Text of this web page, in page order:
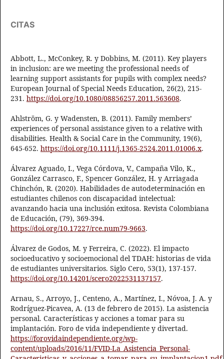
CITAS
Abbott, L., McConkey, R. y Dobbins, M. (2011). Key players
in inclusion: are we meeting the professional needs of
learning support assistants for pupils with complex needs?
European Journal of Special Needs Education, 26(2), 215-
231. https://doi.org/10.1080/08856257.2011.563608.
Ahlström, G. y Wadensten, B. (2011). Family members’
experiences of personal assistance given to a relative with
disabilities. Health & Social Care in the Community, 19(6),
645-652. https://doi.org/10.1111/j.1365-2524.2011.01006.x.
Álvarez Aguado, I., Vega Córdova, V., Campaña Vilo, K.,
González Carrasco, F., Spencer González, H. y Arriagada
Chinchón, R. (2020). Habilidades de autodeterminación en
estudiantes chilenos con discapacidad intelectual:
avanzando hacia una inclusión exitosa. Revista Colombiana
de Educación, (79), 369-394.
https://doi.org/10.17227/rce.num79-9663.
Álvarez de Godos, M. y Ferreira, C. (2022). El impacto
socioeducativo y socioemocional del TDAH: historias de vida
de estudiantes universitarios. Siglo Cero, 53(1), 137-157.
https://doi.org/10.14201/scero2022531137157.
Arnau, S., Arroyo, J., Centeno, A., Martínez, I., Nóvoa, J. A. y
Rodríguez-Picavea, A. (13 de febrero de 2015). La asistencia
personal. Características y acciones a tomar para su
implantación. Foro de vida independiente y divertad.
https://forovidaindependiente.org/wp-
content/uploads/2016/11/FVID-La_Asistencia_Personal-